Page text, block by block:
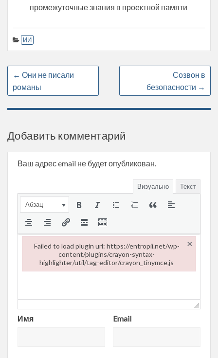
промежуточные знания в проектной памяти
ИИ
← Они не писали
романы
Созвон в
безопасности →
Добавить комментарий
Ваш адрес email не будет опубликован.
Визуально Текст
Абзац
Имя Email
Failed to load plugin url: https://entropii.net/wp-
content/plugins/crayon-syntax-
highlighter/util/tag-editor/crayon_tinymce.js
×
Failed to load plugin url: https://entropii.net/wp-content/